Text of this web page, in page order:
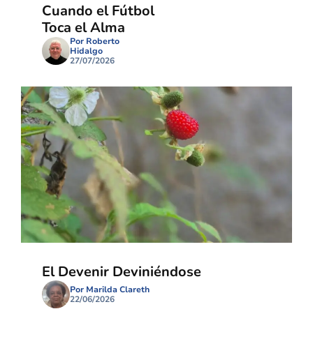
Cuando el Fútbol
Toca el Alma
Por Roberto
Hidalgo
27/07/2026
El Devenir Deviniéndose
Por Marilda Clareth
22/06/2026